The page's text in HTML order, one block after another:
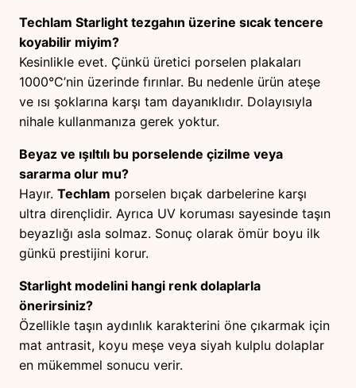
Techlam Starlight tezgahın üzerine sıcak tencere
koyabilir miyim?
Kesinlikle evet. Çünkü üretici porselen plakaları
1000°C’nin üzerinde fırınlar. Bu nedenle ürün ateşe
ve ısı şoklarına karşı tam dayanıklıdır. Dolayısıyla
nihale kullanmanıza gerek yoktur.
Beyaz ve ışıltılı bu porselende çizilme veya
sararma olur mu?
Hayır. Techlam porselen bıçak darbelerine karşı
ultra dirençlidir. Ayrıca UV koruması sayesinde taşın
beyazlığı asla solmaz. Sonuç olarak ömür boyu ilk
günkü prestijini korur.
Starlight modelini hangi renk dolaplarla
önerirsiniz?
Özellikle taşın aydınlık karakterini öne çıkarmak için
mat antrasit, koyu meşe veya siyah kulplu dolaplar
en mükemmel sonucu verir.